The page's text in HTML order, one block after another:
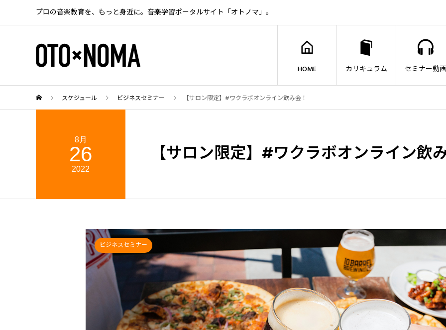
プロの音楽教育を、もっと身近に。音楽学習ポータルサイト「オトノマ」。
HOME カリキュラム セミナー動画
スケジュール ビジネスセミナー 【サロン限定】#ワクラボオンライン飲み会！
8月
26
2022
【サロン限定】#ワクラボオンライン飲
ビジネスセミナー